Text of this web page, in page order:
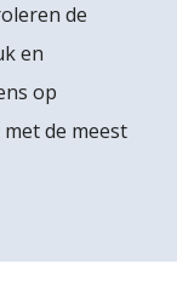
de
en
op
de meest